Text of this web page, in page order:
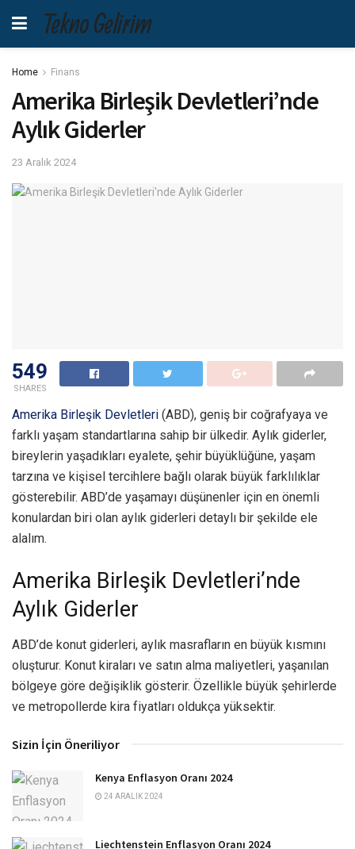
Tekno Gelirim
Home Finans
Amerika Birleşik Devletleri’nde
Aylık Giderler
23 Aralık 2024
549
SHARES
Amerika Birleşik Devletleri (ABD), geniş bir coğrafyaya ve
farklı yaşam standartlarına sahip bir ülkedir. Aylık giderler,
bireylerin yaşadıkları eyalete, şehir büyüklüğüne, yaşam
tarzına ve kişisel tercihlere bağlı olarak büyük farklılıklar
gösterebilir. ABD’de yaşamayı düşünenler için en önemli
konulardan biri olan aylık giderleri detaylı bir şekilde ele
alalım.
Amerika Birleşik Devletleri’nde
Aylık Giderler
ABD’de konut giderleri, aylık masrafların en büyük kısmını
oluşturur. Konut kiraları ve satın alma maliyetleri, yaşanılan
bölgeye göre değişiklik gösterir. Özellikle büyük şehirlerde
ve metropollerde kira fiyatları oldukça yüksektir.
Sizin İçin Öneriliyor
Kenya Enflasyon Oranı 2024
24 ARALIK 2024
Liechtenstein Enflasyon Oranı 2024